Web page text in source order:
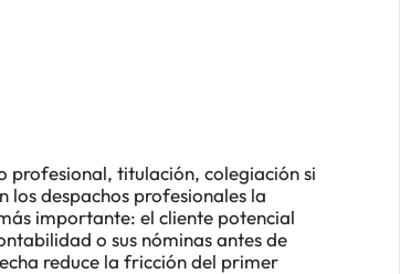
titulación, colegiación si
los despachos profesionales la
importante: el cliente potencial
o sus nóminas antes de
reduce la fricción del primer